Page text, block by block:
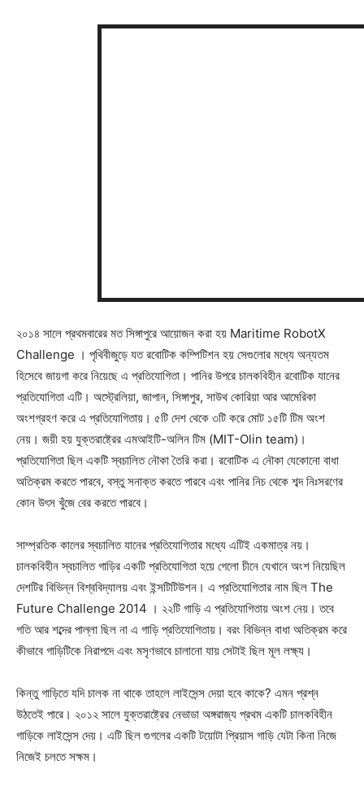
২০১৪ সালে প্রথমবারের মত সিঙ্গাপুরে আয়োজন করা হয় Maritime RobotX
Challenge । পৃথিবীজুড়ে যত রবোটিক কম্পিটিশন হয় সেগুলোর মধ্যে অন্যতম
হিসেবে জায়গা করে নিয়েছে এ প্রতিযোগিতা। পানির উপরে চালকবিহীন রবোটিক যানের
প্রতিযোগিতা এটি। অস্ট্রেলিয়া, জাপান, সিঙ্গাপুর, সাউথ কোরিয়া আর আমেরিকা
অংশগ্রহণ করে এ প্রতিযোগিতায়। ৫টি দেশ থেকে ৩টি করে মোট ১৫টি টিম অংশ
নেয়। জয়ী হয় যুক্তরাষ্ট্রের এমআইটি-অলিন টিম (MIT-Olin team)।
প্রতিযোগিতা ছিল একটি স্বচালিত নৌকা তৈরি করা। রবোটিক এ নৌকা যেকোনো বাধা
অতিক্রম করতে পারবে, বস্তু সনাক্ত করতে পারবে এবং পানির নিচ থেকে শব্দ নিঃসরণের
কোন উৎস খুঁজে বের করতে পারবে।
সাম্প্রতিক কালের স্বচালিত যানের প্রতিযোগিতার মধ্যে এটিই একমাত্র নয়।
চালকবিহীন স্বচালিত গাড়ির একটি প্রতিযোগিতা হয়ে গেলো চীনে যেখানে অংশ নিয়েছিল
দেশটির বিভিন্ন বিশ্ববিদ্যালয় এবং ইন্সটিটিউশন। এ প্রতিযোগিতার নাম ছিল The
Future Challenge 2014 । ২২টি গাড়ি এ প্রতিযোগিতায় অংশ নেয়। তবে
গতি আর শব্দের পাল্লা ছিল না এ গাড়ি প্রতিযোগিতায়। বরং বিভিন্ন বাধা অতিক্রম করে
কীভাবে গাড়িটিকে নিরাপদে এবং মসৃণভাবে চালানো যায় সেটাই ছিল মূল লক্ষ্য।
কিন্তু গাড়িতে যদি চালক না থাকে তাহলে লাইসেন্স দেয়া হবে কাকে? এমন প্রশ্ন
উঠতেই পারে। ২০১২ সালে যুক্তরাষ্ট্রের নেভাডা অঙ্গরাজ্য প্রথম একটি চালকবিহীন
গাড়িকে লাইসেন্স দেয়। এটি ছিল গুগলের একটি টয়োটা প্রিয়াস গাড়ি যেটা কিনা নিজে
নিজেই চলতে সক্ষম।